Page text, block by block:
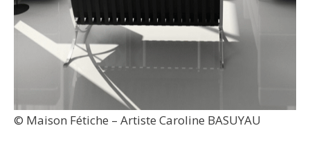
© Maison Fétiche – Artiste Caroline BASUYAU